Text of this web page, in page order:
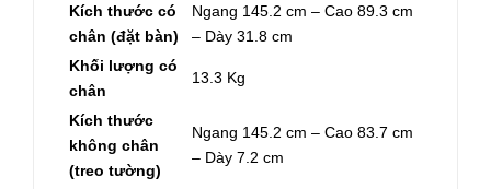
Kích thước có
chân (đặt bàn)
Ngang 145.2 cm – Cao 89.3 cm
– Dày 31.8 cm
Khối lượng có
chân
13.3 Kg
Kích thước
không chân
(treo tường)
Ngang 145.2 cm – Cao 83.7 cm
– Dày 7.2 cm